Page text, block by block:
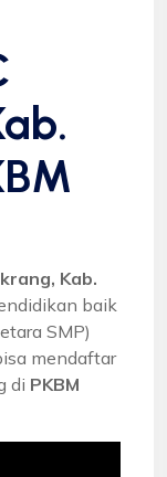
Kab.
baik
SMP)
mendaftar
di PKBM